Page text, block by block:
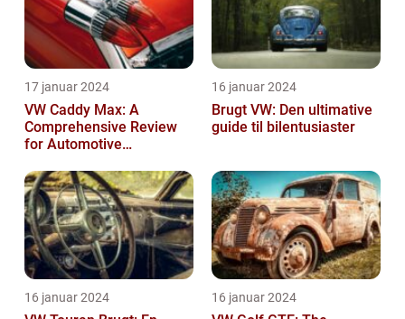
17 januar 2024
VW Caddy Max: A
Comprehensive Review
for Automotive
16 januar 2024
Brugt VW: Den ultimative
guide til bilentusiaster
16 januar 2024 16 januar 2024